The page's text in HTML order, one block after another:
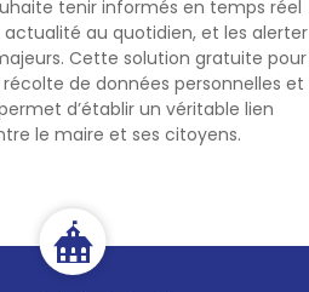
tenir informés en temps réel
au quotidien, et les alerter
Cette solution gratuite pour
de données personnelles et
d’établir un véritable lien
le maire et ses citoyens.